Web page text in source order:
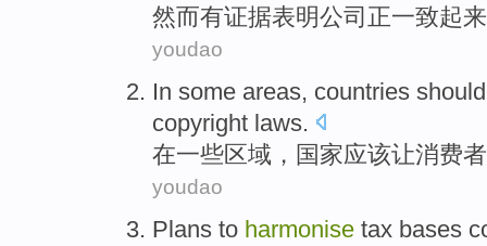
然而有证据表明公司 正一致起来
youdao
In some areas, countries should
copyright laws.
在一些区域 ， 国家应该让消费者
youdao
Plans to harmonise tax bases